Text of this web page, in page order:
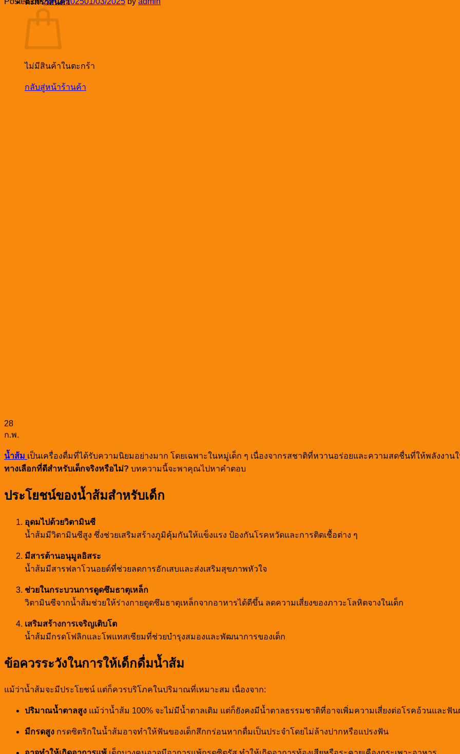
ตะกร้าสินค้า
ไม่มีสินค้าในตะกร้า
กลับสู่หน้าร้านค้า
28
ก.พ.
น้ำส้ม เป็นเครื่องดื่มที่ได้รับความนิยมอย่างมาก โดยเฉพาะในหมู่เด็ก ๆ เนื่องจากรสชาติที่หวานอร่อยและความสดชื่นที่ให้พลังง
ทางเลือกที่ดีสำหรับเด็กจริงหรือไม่? บทความนี้จะพาคุณไปหาคำตอบ
ประโยชน์ของน้ำส้มสำหรับเด็ก
อุดมไปด้วยวิตามินซี
น้ำส้มมีวิตามินซีสูง ซึ่งช่วยเสริมสร้างภูมิคุ้มกันให้แข็งแรง ป้องกันโรคหวัดและการติดเชื้อต่าง ๆ
มีสารต้านอนุมูลอิสระ
น้ำส้มมีสารฟลาโวนอยด์ที่ช่วยลดการอักเสบและส่งเสริมสุขภาพหัวใจ
ช่วยในกระบวนการดูดซึมธาตุเหล็ก
วิตามินซีจากน้ำส้มช่วยให้ร่างกายดูดซึมธาตุเหล็กจากอาหารได้ดีขึ้น ลดความเสี่ยงของภาวะโลหิตจางในเด็ก
เสริมสร้างการเจริญเติบโต
น้ำส้มมีกรดโฟลิกและโพแทสเซียมที่ช่วยบำรุงสมองและพัฒนาการของเด็ก
ข้อควรระวังในการให้เด็กดื่มน้ำส้ม
แม้ว่าน้ำส้มจะมีประโยชน์ แต่ก็ควรบริโภคในปริมาณที่เหมาะสม เนื่องจาก:
ปริมาณน้ำตาลสูง แม้ว่าน้ำส้ม 100% จะไม่มีน้ำตาลเติม แต่ก็ยังคงมีน้ำตาลธรรมชาติที่อาจเพิ่มความเสี่ยงต่อโรคอ้วนและฟัน
มีกรดสูง กรดซิตริกในน้ำส้มอาจทำให้ฟันของเด็กสึกกร่อนหากดื่มเป็นประจำโดยไม่ล้างปากหรือแปรงฟัน